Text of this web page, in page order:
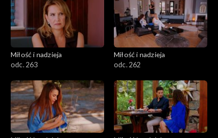
Miłość i nadzieja
odc. 263
Miłość i nadzieja
odc. 262